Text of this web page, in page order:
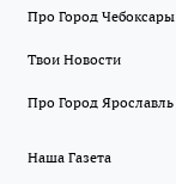
Про Город Чебоксары
Твои Новости
Про Город Ярославль
Наша Газета